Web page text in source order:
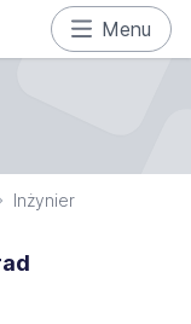
Menu
Inżynier